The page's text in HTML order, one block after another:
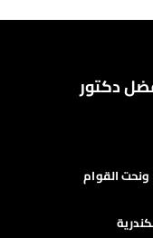
أفضل دكتور